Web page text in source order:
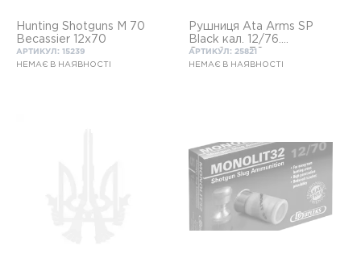
Hunting Shotguns M 70
Becassier 12x70
АРТИКУЛ: 15239
НЕМАЄ В НАЯВНОСТІ
Рушниця Ata Arms SP
Black кал. 12/76.
Стовбур - 76 см., сталь,
чоки
АРТИКУЛ: 25821
НЕМАЄ В НАЯВНОСТІ